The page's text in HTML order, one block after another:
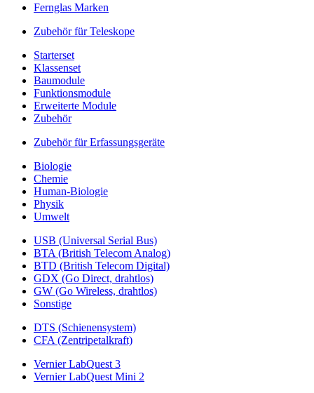
Fernglas Marken
Zubehör für Teleskope
Starterset
Klassenset
Baumodule
Funktionsmodule
Erweiterte Module
Zubehör
Zubehör für Erfassungsgeräte
Biologie
Chemie
Human-Biologie
Physik
Umwelt
USB (Universal Serial Bus)
BTA (British Telecom Analog)
BTD (British Telecom Digital)
GDX (Go Direct, drahtlos)
GW (Go Wireless, drahtlos)
Sonstige
DTS (Schienensystem)
CFA (Zentripetalkraft)
Vernier LabQuest 3
Vernier LabQuest Mini 2